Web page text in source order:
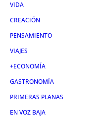
VIDA
CREACIÓN
PENSAMIENTO
VIAJES
+ECONOMÍA
GASTRONOMÍA
PRIMERAS PLANAS
EN VOZ BAJA